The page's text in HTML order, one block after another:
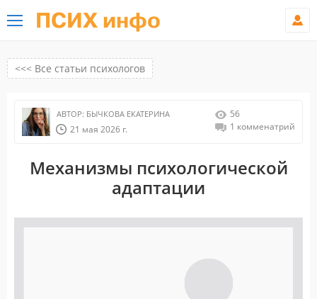
ПСИХ инфо
<<< Все статьи психологов
АВТОР: БЫЧКОВА ЕКАТЕРИНА
21 мая 2026 г.
56
1 комменатрий
Механизмы психологической
адаптации